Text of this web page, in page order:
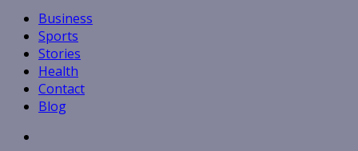
Business
Sports
Stories
Health
Contact
Blog